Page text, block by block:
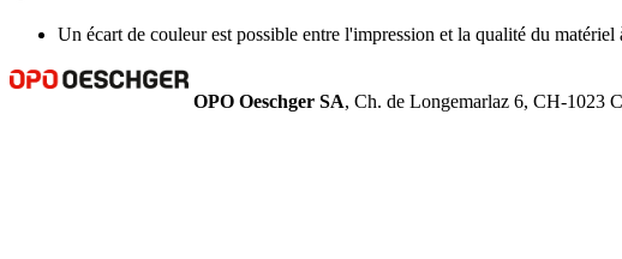
Un écart de couleur est possible entre l'impression et la qualité du matériel
OPO Oeschger SA, Ch. de Longemarlaz 6, CH-1023